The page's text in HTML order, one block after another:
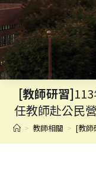
跳
轉
至
主
[教師研習]
任教師赴公民
> 教師相關 > [教師